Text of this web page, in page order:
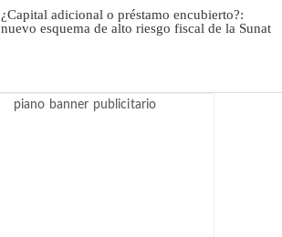
¿Capital adicional o préstamo encubierto?:
nuevo esquema de alto riesgo fiscal de la Sunat